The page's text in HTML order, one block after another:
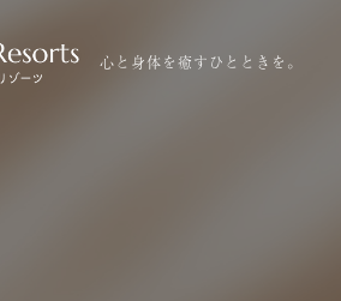
心と身体を癒すひとときを。